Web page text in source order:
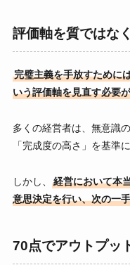
評価軸を質ではな
完璧主義を手放すために
いう評価軸を見直す必要
多くの経営者は、無意識
「完成度の高さ」を基準
しかし、
経営において本
意思決定を行い、次の一
70点でアウトプッ